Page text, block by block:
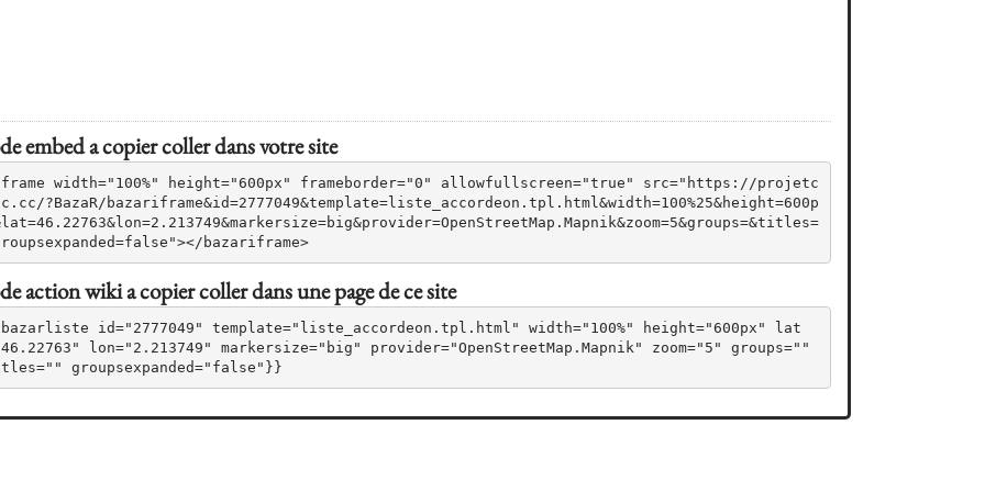
embed a copier coller dans votre site
width="100%" height="600px" frameborder="0" allowfullscreen="true" src="https://projetc
?BazaR/bazariframe&id=2777049&template=liste_accordeon.tpl.html&width=100%25&height=600p
bazariframe>
action wiki a copier coller dans une page de ce site
id="2777049" template="liste_accordeon.tpl.html" width="100%" height="600px" lat
lon="2.213749" markersize="big" provider="OpenStreetMap.Mapnik" zoom="5" groups=""
groupsexpanded="false"}}